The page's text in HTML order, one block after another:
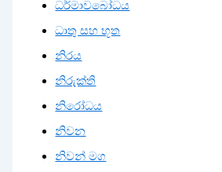
ධර්මාවබෝධය
ධාතු සහ භූත
නිරය
නිරුක්ති
නිරෝධය
නිවන
නිවන් මග